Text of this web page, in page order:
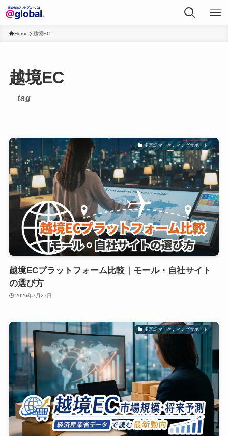
Home 越境EC
越境EC
tag
多言語マーケティングサポート
越境ECプラットフォーム比較｜モール・自社サイト
の選び方
2026年7月27日
多言語マーケティングサポート